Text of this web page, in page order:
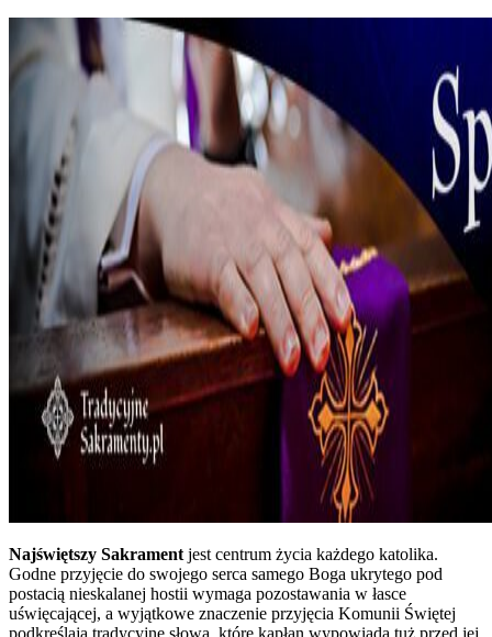
Najświętszy Sakrament jest centrum życia każdego katolika.
Godne przyjęcie do swojego serca samego Boga ukrytego pod
postacią nieskalanej hostii wymaga pozostawania w łasce
uświęcającej, a wyjątkowe znaczenie przyjęcia Komunii Świętej
podkreślają tradycyjne słowa, które kapłan wypowiada tuż przed jej